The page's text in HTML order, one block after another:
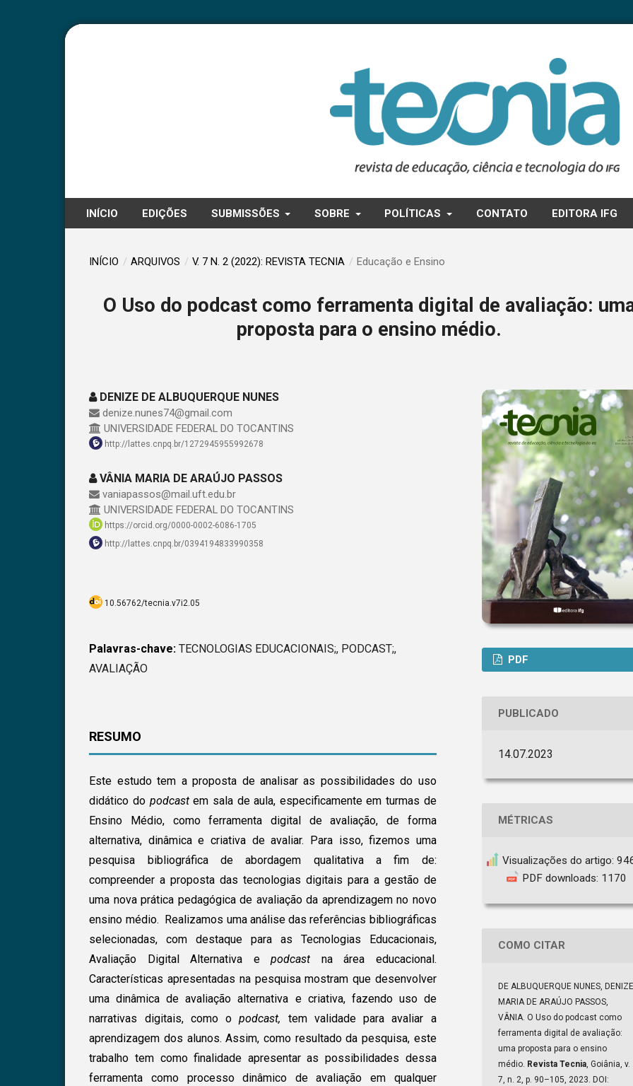
INÍCIO EDIÇÕES SUBMISSÕES SOBRE POLÍTICAS CONTATO EDITORA IFG
INÍCIO / ARQUIVOS / V. 7 N. 2 (2022): REVISTA TECNIA / Educação e Ensino
O Uso do podcast como ferramenta digital de avaliação:
proposta para o ensino médio.
DENIZE DE ALBUQUERQUE NUNES
denize.nunes74@gmail.com
UNIVERSIDADE FEDERAL DO TOCANTINS
http://lattes.cnpq.br/1272945955992678
VÂNIA MARIA DE ARAÚJO PASSOS
vaniapassos@mail.uft.edu.br
UNIVERSIDADE FEDERAL DO TOCANTINS
https://orcid.org/0000-0002-6086-1705
http://lattes.cnpq.br/0394194833990358
10.56762/tecnia.v7i2.05
Palavras-chave:TECNOLOGIAS EDUCACIONAIS;, PODCAST;,
AVALIAÇÃO
RESUMO
Este estudo tem a proposta de analisar as possibilidades do uso
didático do podcastem sala de aula, especificamente em turmas de
Ensino Médio, como ferramenta digital de avaliação, de forma
alternativa, dinâmica e criativa de avaliar. Para isso, fizemos uma
pesquisa bibliográfica de abordagem qualitativa a fim de:
compreender a proposta das tecnologias digitais para a gestão de
uma nova prática pedagógica de avaliação da aprendizagem no novo
ensino médio. Realizamos uma análise das referências bibliográficas
selecionadas, com destaque para as Tecnologias Educacionais,
Avaliação Digital Alternativa epodcast na área educacional.
Características apresentadas na pesquisa mostram que desenvolver
uma dinâmica de avaliação alternativa e criativa, fazendo uso de
narrativas digitais, como opodcast, tem validade para avaliar a
aprendizagem dos alunos. Assim, como resultado da pesquisa, este
trabalho tem como finalidade apresentar as possibilidades dessa
ferramenta como processo dinâmico de avaliação em qualquer
PDF
PUBLICADO
14.07.2023
MÉTRICAS
Visualizações do artigo:
PDF downloads: 1170
COMO CITAR
DE ALBUQUERQUE NUNES,
MARIA DE ARAÚJO PASSOS,
VÂNIA. O Uso do podcast como
ferramenta digital de avaliação:
uma proposta para o ensino
médio. Revista Tecnia, Goiânia, v.
7, n. 2, p. 90–105, 2023. DOI: